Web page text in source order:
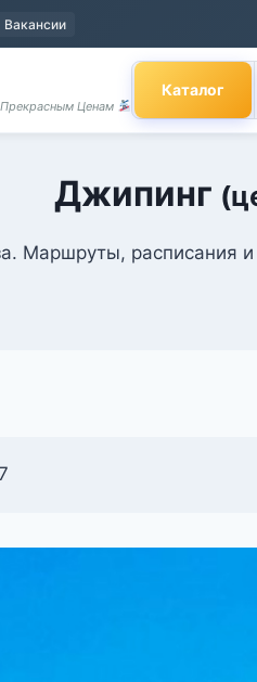
Вакансии
Ценам
Каталог
Джипинг
Маршруты, расписания